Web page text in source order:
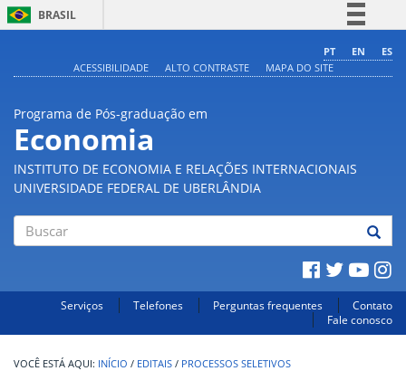
BRASIL
Comunica BR
PT EN
ES
ACESSIBILIDADE
ALTO CONTRASTE MAPA DO SITE
Programa de Pós-graduação em
Economia
INSTITUTO DE ECONOMIA E RELAÇÕES INTERNACIONAIS
UNIVERSIDADE FEDERAL DE UBERLÂNDIA
Serviços Telefones Perguntas frequentes
Contato
Fale conosco
INÍCIO / EDITAIS / PROCESSOS SELETIVOS